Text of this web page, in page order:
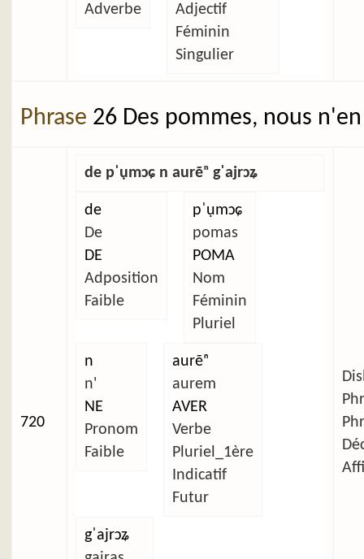
Adverbe
Adjectif
Féminin
Singulier
Phrase 26 Des pommes, nous
720
de pˈụmɔɕ n aurẽⁿ gˈajrɔʑ
de
De
DE
Adposition
Faible
pˈụmɔɕ
pomas
POMA
Nom
Féminin
Pluriel
n
n'
NE
Pronom
Faible
aurẽⁿ
aurem
AVER
Verbe
Pluriel_1ère
Indicatif
Futur
gˈajrɔʑ